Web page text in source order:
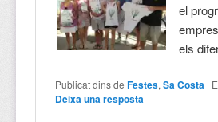
el
els
Publicat dins de Festes,Sa Costa |
Deixa una resposta